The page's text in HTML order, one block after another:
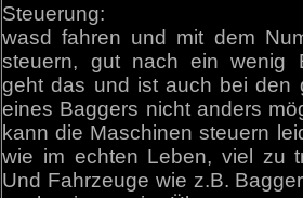
Steuerung:
wasd fahren und mit dem
steuern, gut nach ein wenig
geht das und ist auch bei den
eines Baggers nicht anders
kann die Maschinen steuern
wie im echten Leben, viel zu
Und Fahrzeuge wie z.B.